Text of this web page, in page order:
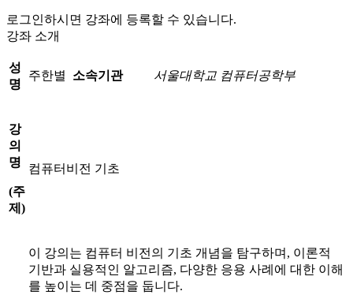
로그인하시면 강좌에 등록할 수 있습니다.
강좌 소개
성
명
주한별 소속기관 서울대학교 컴퓨터공학부
강
의
명
(주
제 )
컴퓨터비전 기초
이 강의는 컴퓨터 비전의 기초 개념을 탐구하며, 이론적
기반과 실용적인 알고리즘, 다양한 응용 사례에 대한 이해
를 높이는 데 중점을 둡니다.